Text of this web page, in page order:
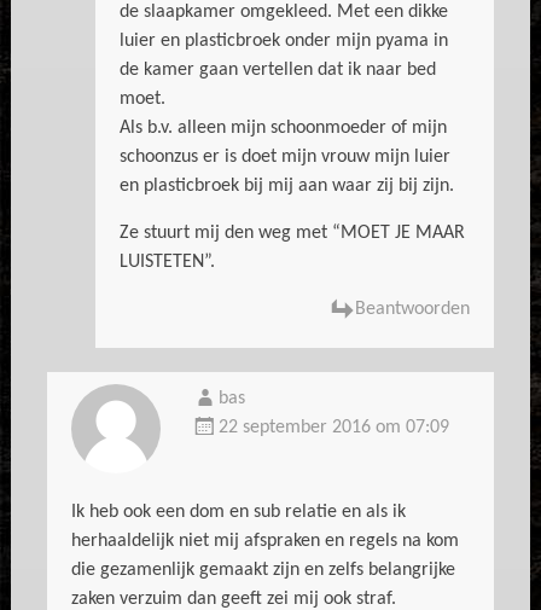
de slaapkamer omgekleed. Met een dikke
luier en plasticbroek onder mijn pyama in
de kamer gaan vertellen dat ik naar bed
moet.
Als b.v. alleen mijn schoonmoeder of mijn
schoonzus er is doet mijn vrouw mijn luier
en plasticbroek bij mij aan waar zij bij zijn.
Ze stuurt mij den weg met “MOET JE MAAR
LUISTETEN”.
Beantwoorden
bas
22 september 2016 om 07:09
Ik heb ook een dom en sub relatie en als ik
herhaaldelijk niet mij afspraken en regels na kom
die gezamenlijk gemaakt zijn en zelfs belangrijke
zaken verzuim dan geeft zei mij ook straf.